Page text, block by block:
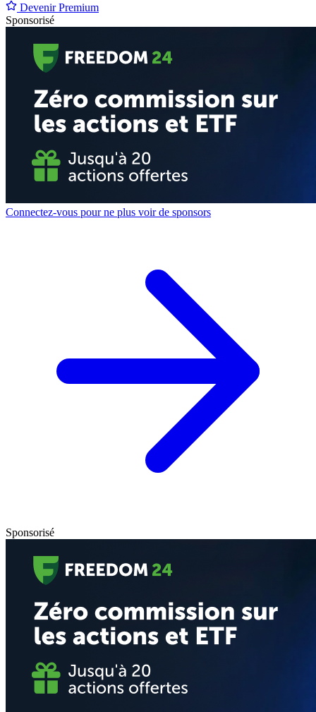
Devenir Premium
Sponsorisé
Connectez-vous pour ne plus voir de sponsors
Sponsorisé